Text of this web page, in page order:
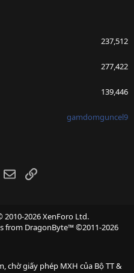
237,512
277,422
139,446
gamdomguncel9
EmailLink
2010-2026 XenForo Ltd.
from DragonByte™©2011-2026
chờ giấy phép MXH của Bộ TT &